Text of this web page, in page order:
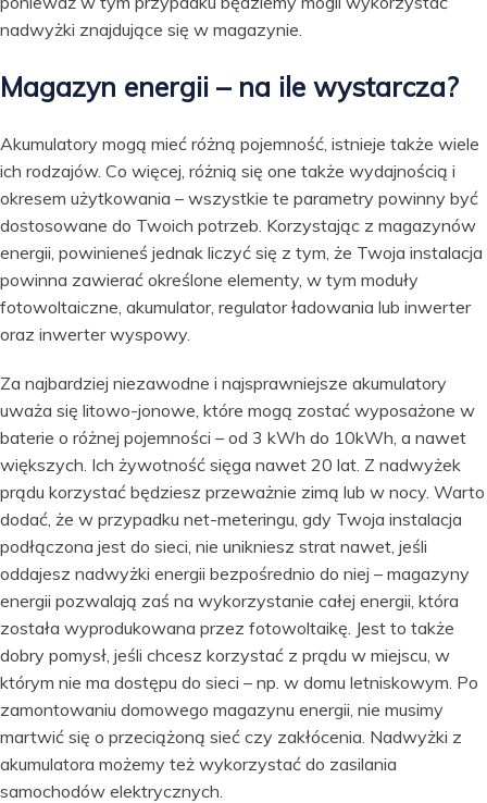
nadwyżki znajdujące się w magazynie.
Magazyn energii – na ile wystarcza?
Akumulatory mogą mieć różną pojemność, istnieje także wiele
ich rodzajów. Co więcej, różnią się one także wydajnością i
okresem użytkowania – wszystkie te parametry powinny być
dostosowane do Twoich potrzeb. Korzystając z magazynów
energii, powinieneś jednak liczyć się z tym, że Twoja instalacja
powinna zawierać określone elementy, w tym moduły
fotowoltaiczne, akumulator, regulator ładowania lub inwerter
oraz inwerter wyspowy.
Za najbardziej niezawodne i najsprawniejsze akumulatory
uważa się litowo-jonowe, które mogą zostać wyposażone w
baterie o różnej pojemności – od 3 kWh do 10kWh, a nawet
większych. Ich żywotność sięga nawet 20 lat. Z nadwyżek
prądu korzystać będziesz przeważnie zimą lub w nocy. Warto
dodać, że w przypadku net-meteringu, gdy Twoja instalacja
podłączona jest do sieci, nie unikniesz strat nawet, jeśli
oddajesz nadwyżki energii bezpośrednio do niej – magazyny
energii pozwalają zaś na wykorzystanie całej energii, która
została wyprodukowana przez fotowoltaikę. Jest to także
dobry pomysł, jeśli chcesz korzystać z prądu w miejscu, w
którym nie ma dostępu do sieci – np. w domu letniskowym. Po
zamontowaniu domowego magazynu energii, nie musimy
martwić się o przeciążoną sieć czy zakłócenia. Nadwyżki z
akumulatora możemy też wykorzystać do zasilania
samochodów elektrycznych.